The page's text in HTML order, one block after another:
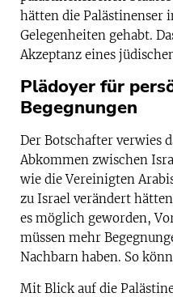
hätten die Palästinenser
Gelegenheiten gehabt.
Akzeptanz eines
Plädoyer für
Begegnungen
Der Botschafter verwies
Abkommen zwischen
wie die Vereinigten
zu Israel verändert
es möglich geworden,
müssen mehr
Nachbarn haben. So
Mit Blick auf die